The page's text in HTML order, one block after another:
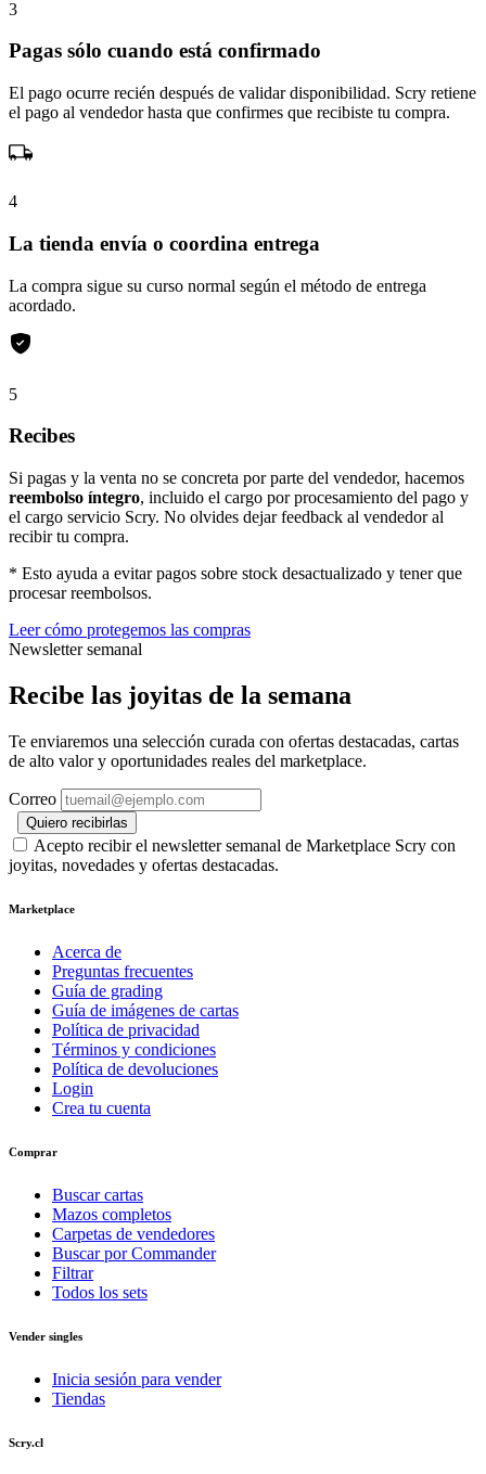
3
Pagas sólo cuando está confirmado
El pago ocurre recién después de validar disponibilidad. Scry retiene
el pago al vendedor hasta que confirmes que recibiste tu compra.
4
La tienda envía o coordina entrega
La compra sigue su curso normal según el método de entrega
acordado.
5
Recibes
Si pagas y la venta no se concreta por parte del vendedor, hacemos
reembolso íntegro, incluido el cargo por procesamiento del pago y
el cargo servicio Scry. No olvides dejar feedback al vendedor al
recibir tu compra.
* Esto ayuda a evitar pagos sobre stock desactualizado y tener que
procesar reembolsos.
Leer cómo protegemos las compras
Newsletter semanal
Recibe las joyitas de la semana
Te enviaremos una selección curada con ofertas destacadas, cartas
de alto valor y oportunidades reales del marketplace.
Correo
Quiero recibirlas
Acepto recibir el newsletter semanal de Marketplace Scry con
joyitas, novedades y ofertas destacadas.
Marketplace
Acerca de
Preguntas frecuentes
Guía de grading
Guía de imágenes de cartas
Política de privacidad
Términos y condiciones
Política de devoluciones
Login
Crea tu cuenta
Comprar
Buscar cartas
Mazos completos
Carpetas de vendedores
Buscar por Commander
Filtrar
Todos los sets
Vender singles
Inicia sesión para vender
Tiendas
Scry.cl